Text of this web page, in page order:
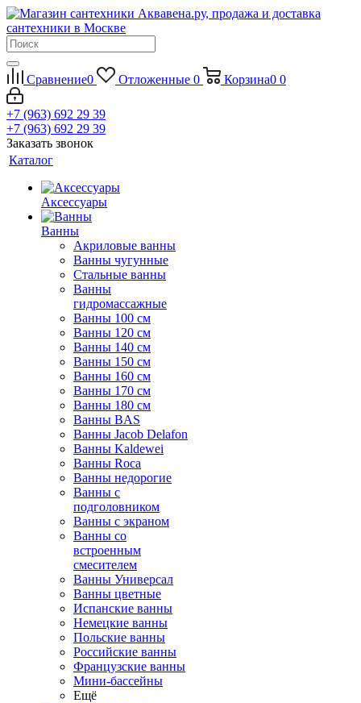
Сравнение0 Отложенные 0 Корзина0 0
+7 (963) 692 29 39
+7 (963) 692 29 39
Заказать звонок
Каталог
Аксессуары
Ванны
Акриловые ванны
Ванны чугунные
Стальные ванны
Ванны
гидромассажные
Ванны 100 см
Ванны 120 см
Ванны 140 см
Ванны 150 см
Ванны 160 см
Ванны 170 см
Ванны 180 см
Ванны BAS
Ванны Jacob Delafon
Ванны Kaldewei
Ванны Roca
Ванны недорогие
Ванны с
подголовником
Ванны с экраном
Ванны со
встроенным
смесителем
Ванны Универсал
Ванны цветные
Испанские ванны
Немецкие ванны
Польские ванны
Российские ванны
Французские ванны
Мини-бассейны
Ещё